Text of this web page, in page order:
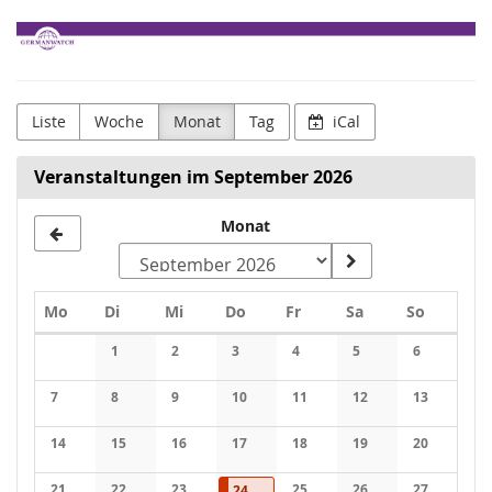
Zum
Haupt-
Germanwatch
Liste Woche Monat Tag iCal
Veranstaltungen im September 2026
Monat
Mo Montag
DiDienstag
MiMittwoch
Do Donnerstag
FrFreitagSaSamstag
So
1
Keine Veranstaltungen
2
Keine Veranstaltungen
3
Keine Veranstaltungen
4
Keine Veranstaltungen
5
Keine
6
Keine
7
Keine Veranstaltungen
8
Keine Veranstaltungen
9
Keine Veranstaltungen
10
Keine Veranstaltungen
11
Keine Veranstaltungen
12
Keine
13
Keine
14
Keine Veranstaltungen
15
Keine Veranstaltungen
16
Keine Veranstaltungen
17
Keine Veranstaltungen
18
Keine Veranstaltungen
19
Keine
20
Keine